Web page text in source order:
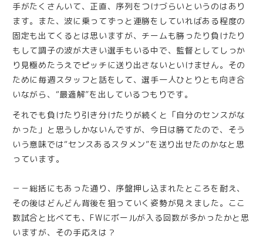
手がたくさんいて、正直、序列をつけづらいというのはあり
ます。また、波に乗ってずっと連勝をしていればある程度の
固定も出てくるとは思いますが、チームも勝ったり負けたり
もして調子の波が大きい選手もいる中で、監督としてしっか
り見極めたうえでピッチに送り出さないといけません。その
ために毎週スタッフと話をして、選手一人ひとりとも向き合
いながら、“最適解”を出しているつもりです。
それでも負けたり引き分けたりが続くと「自分のセンスがな
かった」と思うしかないんですが、今日は勝てたので、そう
いう意味では“センスあるスタメン”を送り出せたのかなと思
っています。
－－総括にもあった通り、序盤押し込まれたところを耐え、
その後はどんどん背後を狙っていく姿勢が見えました。ここ
数試合と比べても、FWにボールが入る回数が多かったかと思
いますが、その手応えは？